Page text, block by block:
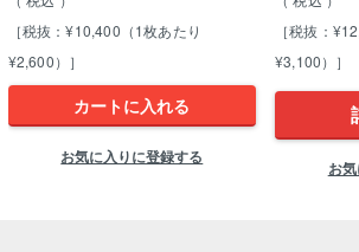
［税抜：¥10,400（1枚あたり
¥2,600）］
カートに入れる
お気に入りに登録する
［税抜：
¥3,100）］
お